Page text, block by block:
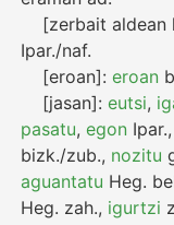
[zerbait
Ipar./naf.
[eroan]:eroan
[jasan]:eutsi,
pasatu,egon Ipar.
bizk./zub., nozitu
aguantatu Heg.
Heg. zah., igurtzi